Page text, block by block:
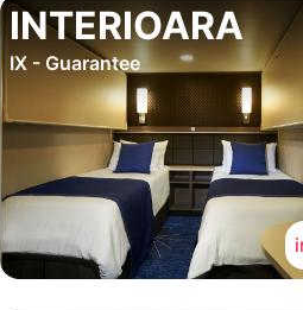
INTERIOARA
IX - Guarantee